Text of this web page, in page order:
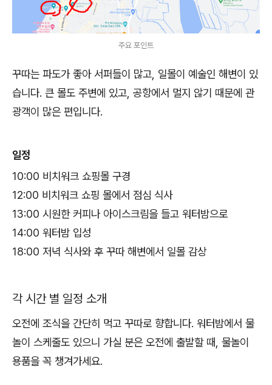
주요 포인트
꾸따는 파도가 좋아 서퍼들이 많고, 일몰이 예술인 해변이 있
습니다. 큰 몰도 주변에 있고, 공항에서 멀지 않기 때문에 관
광객이 많은 편입니다.
일정
10:00 비치워크 쇼핑몰 구경
12:00 비치워크 쇼핑 몰에서 점심 식사
13:00 시원한 커피나 아이스크림을 들고 워터밤으로
14:00 워터밤 입성
18:00 저녁 식사와 후 꾸따 해변에서 일몰 감상
각 시간 별 일정 소개
오전에 조식을 간단히 먹고 꾸따로 향합니다. 워터밤에서 물
놀이 스케줄도 있으니 가실 분은 오전에 출발할 때, 물놀이
용품을 꼭 챙겨가세요.